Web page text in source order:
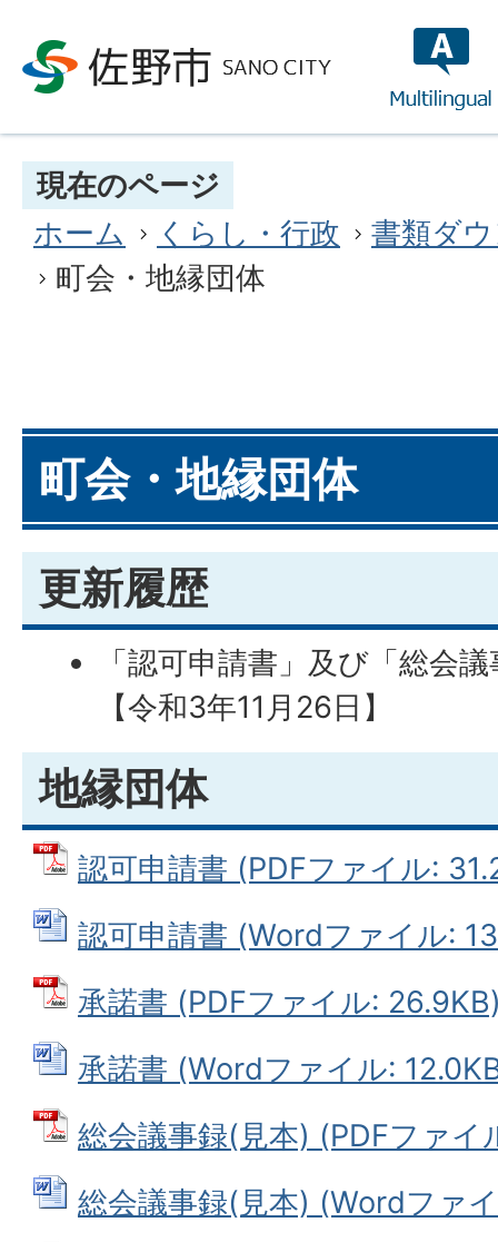
現在のページ
ホーム
くらし・行政
書類ダ
町会・地縁団体
町会・地縁団体
更新履歴
「認可申請書」及び「総会
【令和3年11月26日】
地縁団体
認可申請書 (PDFファイル:
認可申請書 (Wordファイル:
承諾書 (PDFファイル:
承諾書 (Wordファイル:
総会議事録(見本) (PDFファイ
総会議事録(見本) (Wordファ